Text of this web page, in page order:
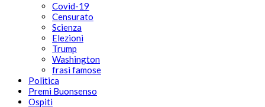
Covid-19
Censurato
Scienza
Elezioni
Trump
Washington
frasi famose
Politica
Premi Buonsenso
Ospiti